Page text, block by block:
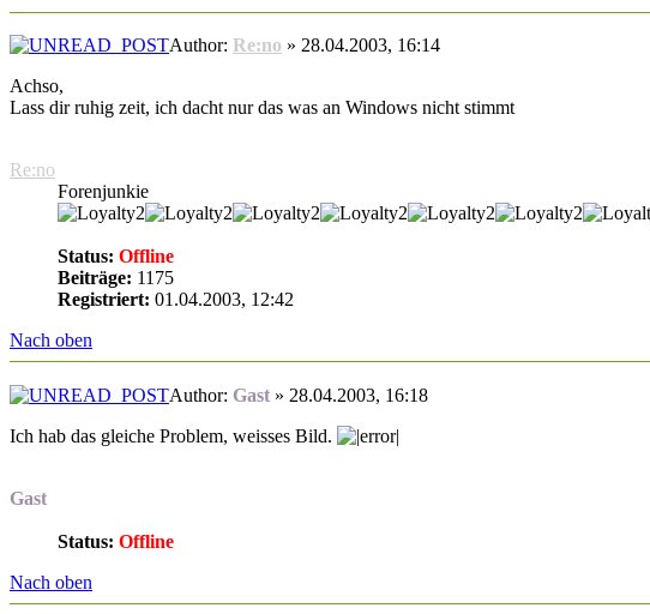
Author: Re:no » 28.04.2003, 16:14
Achso,
Lass dir ruhig zeit, ich dacht nur das was an Windows nicht stimmt
Re:no
Forenjunkie
Status: Offline
Beiträge: 1175
Registriert: 01.04.2003, 12:42
Nach oben
Author: Gast » 28.04.2003, 16:18
Ich hab das gleiche Problem, weisses Bild.
Gast
Status: Offline
Nach oben